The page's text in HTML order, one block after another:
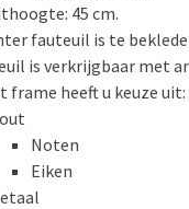
45 cm.
fauteuil is te
is verkrijgbaar met
frame heeft u keuze uit:
Noten
Eiken